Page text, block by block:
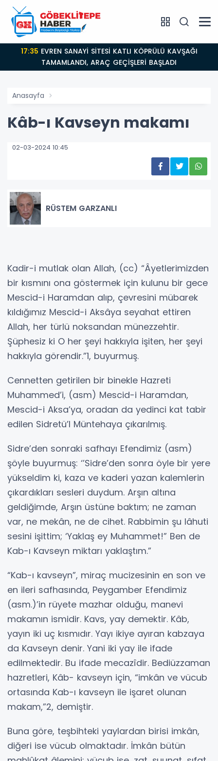
17:35
TAMAMLANDI, ARAÇ GEÇİŞLERİ BAŞLADI
Anasayfa
Kâb-ı Kavseyn makamı
02-03-2024 10:45
RÜSTEM GARZANLI
Kadir-i mutlak olan Allah, (cc) “Âyetlerimizden
bir kısmını ona göstermek için kulunu bir gece
Mescid-i Haramdan alıp, çevresini mübarek
kıldığımız Mescid-i Aksâya seyahat ettiren
Allah, her türlü noksandan münezzehtir.
Şüphesiz ki O her şeyi hakkıyla işiten, her şeyi
hakkıyla görendir.”1, buyurmuş.
Cennetten getirilen bir binekle Hazreti
Muhammed’i, (asm) Mescid-i Haramdan,
Mescid-i Aksa’ya, oradan da yedinci kat tabir
edilen Sidretü’l Müntehaya çıkarılmış.
Sidre’den sonraki safhayı Efendimiz (asm)
şöyle buyurmuş: ‘’Sidre’den sonra öyle bir yere
yükseldim ki, kaza ve kaderi yazan kalemlerin
çıkardıkları sesleri duydum. Arşın altına
geldiğimde, Arşın üstüne baktım; ne zaman
var, ne mekân, ne de cihet. Rabbimin şu lâhuti
sesini işittim; ‘Yaklaş ey Muhammet!” Ben de
Kab-ı Kavseyn miktarı yaklaştım.”
“Kab-ı kavseyn”, miraç mucizesinin en son ve
en ileri safhasında, Peygamber Efendimiz
(asm.)’in rüyete mazhar olduğu, manevi
makamın ismidir. Kavs, yay demektir. Kâb,
yayın iki uç kısmıdır. Yayı ikiye ayıran kabzaya
da Kavseyn denir. Yani iki yay ile ifade
edilmektedir. Bu ifade mecazîdir. Bediüzzaman
hazretleri, Kâb- kavseyn için, “imkân ve vücub
ortasında Kab-ı kavseyn ile işaret olunan
makam,”2, demiştir.
Buna göre, teşbihteki yaylardan birisi imkân,
diğeri ise vücub olmaktadır. İmkân bütün